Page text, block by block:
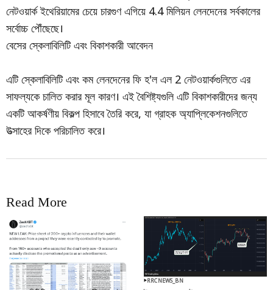
নেটওয়ার্ক ইথেরিয়ামের চেয়ে চারগুণ এগিয়ে 4.4 মিলিয়ন লেনদেনের সর্বকালের
সর্বোচ্চ পৌঁছেছে।
বেসের স্কেলাবিলিটি এবং বিকাশকারী আবেদন
এটি স্কেলাবিলিটি এবং কম লেনদেনের ফি হ'ল এল 2 নেটওয়ার্কগুলিতে এর
সাফল্যকে চালিত করার মূল কারণ। এই বৈশিষ্ট্যগুলি এটি বিকাশকারীদের জন্য
একটি আকর্ষণীয় বিকল্প হিসাবে তৈরি করে, যা গ্রাহক অ্যাপ্লিকেশনগুলিতে
উত্সাহের দিকে পরিচালিত করে।
Read More
RRCNEWS_BN RRCNEWS_BN